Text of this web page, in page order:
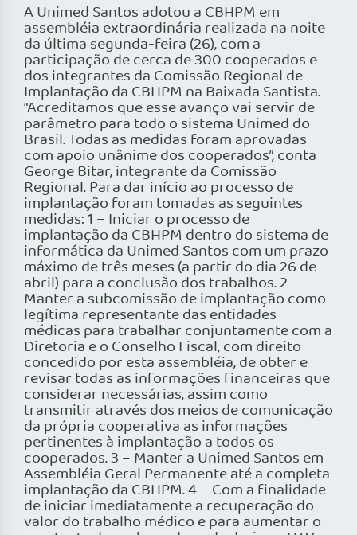
A Unimed Santos adotou a CBHPM em
assembléia extraordinária realizada na noite
da última segunda-feira (26), com a
participação de cerca de 300 cooperados e
dos integrantes da Comissão Regional de
Implantação da CBHPM na Baixada Santista.
“Acreditamos que esse avanço vai servir de
parâmetro para todo o sistema Unimed do
Brasil. Todas as medidas foram aprovadas
com apoio unânime dos cooperados”, conta
George Bitar, integrante da Comissão
Regional. Para dar início ao processo de
implantação foram tomadas as seguintes
medidas: 1 – Iniciar o processo de
implantação da CBHPM dentro do sistema de
informática da Unimed Santos com um prazo
máximo de três meses (a partir do dia 26 de
abril) para a conclusão dos trabalhos. 2 –
Manter a subcomissão de implantação como
legítima representante das entidades
médicas para trabalhar conjuntamente com a
Diretoria e o Conselho Fiscal, com direito
concedido por esta assembléia, de obter e
revisar todas as informações financeiras que
considerar necessárias, assim como
transmitir através dos meios de comunicação
da própria cooperativa as informações
pertinentes à implantação a todos os
cooperados. 3 – Manter a Unimed Santos em
Assembléia Geral Permanente até a completa
implantação da CBHPM. 4 – Com a finalidade
de iniciar imediatamente a recuperação do
valor do trabalho médico e para aumentar o